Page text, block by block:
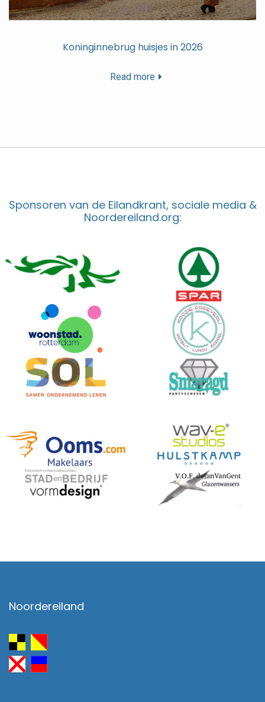
Koninginnebrug huisjes in 2026
Read more
Sponsoren van de Eilandkrant, sociale media &
Noordereiland.org:
Noordereiland